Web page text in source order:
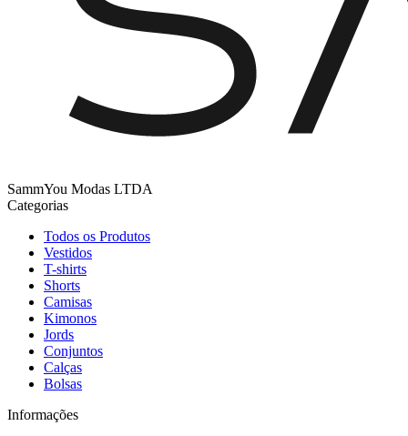
SammYou Modas LTDA
Categorias
Todos os Produtos
Vestidos
T-shirts
Shorts
Camisas
Kimonos
Jords
Conjuntos
Calças
Bolsas
Informações